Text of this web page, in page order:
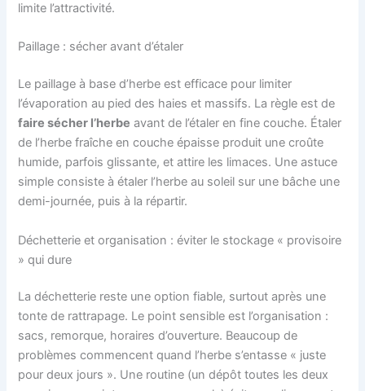
limite l’attractivité.
Paillage : sécher avant d’étaler
Le paillage à base d’herbe est efficace pour limiter
l’évaporation au pied des haies et massifs. La règle est de
faire sécher l’herbe avant de l’étaler en fine couche. Étaler
de l’herbe fraîche en couche épaisse produit une croûte
humide, parfois glissante, et attire les limaces. Une astuce
simple consiste à étaler l’herbe au soleil sur une bâche une
demi-journée, puis à la répartir.
Déchetterie et organisation : éviter le stockage « provisoire
» qui dure
La déchetterie reste une option fiable, surtout après une
tonte de rattrapage. Le point sensible est l’organisation :
sacs, remorque, horaires d’ouverture. Beaucoup de
problèmes commencent quand l’herbe s’entasse « juste
pour deux jours ». Une routine (un dépôt toutes les deux